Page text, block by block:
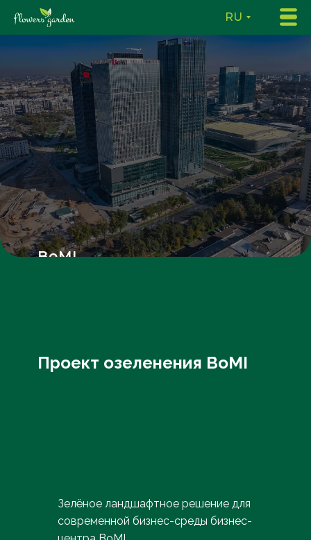
RU
BoMI
Проект озеленения BoMI
Зелёное ландшафтное решение для
современной бизнес-среды бизнес-